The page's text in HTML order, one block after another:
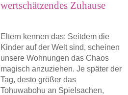
wertschätzendes Zuhause
Eltern kennen das: Seitdem die
Kinder auf der Welt sind, scheinen
unsere Wohnungen das Chaos
magisch anzuziehen. Je später der
Tag, desto größer das
Tohuwabohu an Spielsachen,